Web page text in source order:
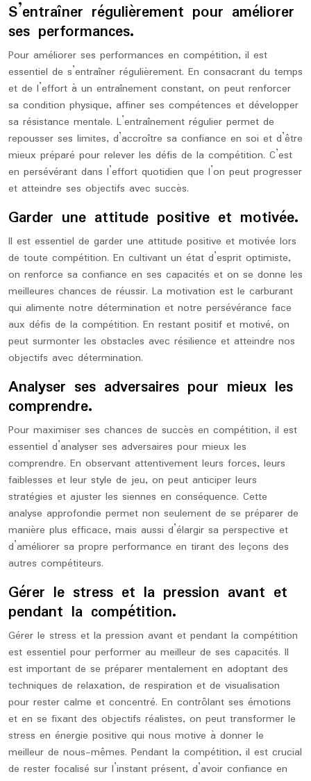
S’entraîner régulièrement pour améliorer
ses performances.
Pour améliorer ses performances en compétition, il est
essentiel de s’entraîner régulièrement. En consacrant du temps
et de l’effort à un entraînement constant, on peut renforcer
sa condition physique, affiner ses compétences et développer
sa résistance mentale. L’entraînement régulier permet de
repousser ses limites, d’accroître sa confiance en soi et d’être
mieux préparé pour relever les défis de la compétition. C’est
en persévérant dans l’effort quotidien que l’on peut progresser
et atteindre ses objectifs avec succès.
Garder une attitude positive et motivée.
Il est essentiel de garder une attitude positive et motivée lors
de toute compétition. En cultivant un état d’esprit optimiste,
on renforce sa confiance en ses capacités et on se donne les
meilleures chances de réussir. La motivation est le carburant
qui alimente notre détermination et notre persévérance face
aux défis de la compétition. En restant positif et motivé, on
peut surmonter les obstacles avec résilience et atteindre nos
objectifs avec détermination.
Analyser ses adversaires pour mieux les
comprendre.
Pour maximiser ses chances de succès en compétition, il est
essentiel d’analyser ses adversaires pour mieux les
comprendre. En observant attentivement leurs forces, leurs
faiblesses et leur style de jeu, on peut anticiper leurs
stratégies et ajuster les siennes en conséquence. Cette
analyse approfondie permet non seulement de se préparer de
manière plus efficace, mais aussi d’élargir sa perspective et
d’améliorer sa propre performance en tirant des leçons des
autres compétiteurs.
Gérer le stress et la pression avant et
pendant la compétition.
Gérer le stress et la pression avant et pendant la compétition
est essentiel pour performer au meilleur de ses capacités. Il
est important de se préparer mentalement en adoptant des
techniques de relaxation, de respiration et de visualisation
pour rester calme et concentré. En contrôlant ses émotions
et en se fixant des objectifs réalistes, on peut transformer le
stress en énergie positive qui nous motive à donner le
meilleur de nous-mêmes. Pendant la compétition, il est crucial
de rester focalisé sur l’instant présent, d’avoir confiance en